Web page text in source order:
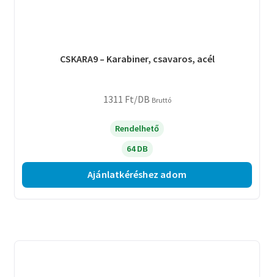
CSKARA9 – Karabiner, csavaros, acél
1311 Ft/DB Bruttó
Rendelhető
64 DB
Ajánlatkéréshez adom